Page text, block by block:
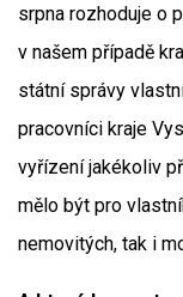
srpna rozhoduje o
v našem případě
státní správy
pracovníci kraje
vyřízení jakékoliv
mělo být pro
nemovitých, tak i